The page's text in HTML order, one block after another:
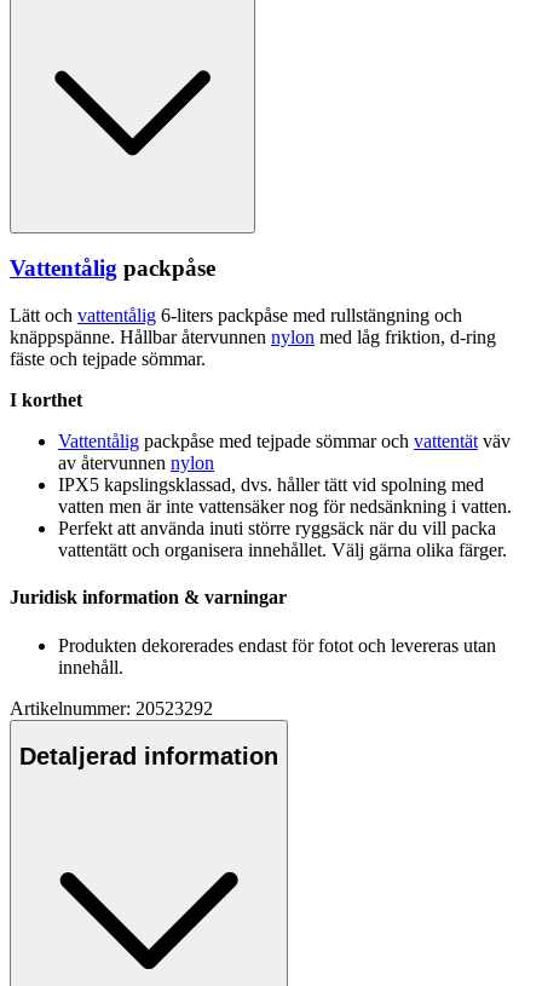
Vattentålig packpåse
Lätt och vattentålig 6-liters packpåse med rullstängning och
knäppspänne. Hållbar återvunnen nylon med låg friktion, d-ring
fäste och tejpade sömmar.
I korthet
Vattentålig packpåse med tejpade sömmar och vattentät väv
av återvunnen nylon
IPX5 kapslingsklassad, dvs. håller tätt vid spolning med
vatten men är inte vattensäker nog för nedsänkning i vatten.
Perfekt att använda inuti större ryggsäck när du vill packa
vattentätt och organisera innehållet. Välj gärna olika färger.
Juridisk information & varningar
Produkten dekorerades endast för fotot och levereras utan
innehåll.
Artikelnummer: 20523292
Detaljerad information